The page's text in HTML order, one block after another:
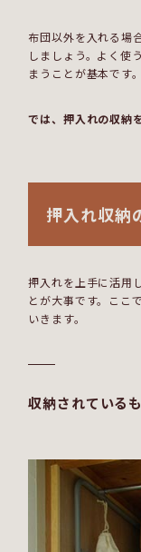
布団以外を入れる場
しましょう。よく使
まうことが基本です。
では、押入れの収納
押入れ収納
押入れを上手に活用
とが大事です。ここ
いきます。
収納されている